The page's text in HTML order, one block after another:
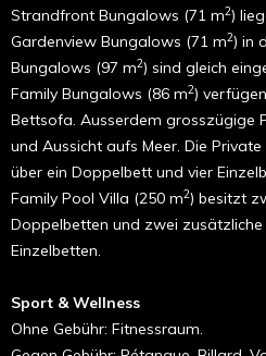
Strandfront Bungalows (71 m2)
Gardenview Bungalows (71 m2) in
Bungalows (97 m2) sind gleich
Family Bungalows (86 m2)
Bettsofa. Ausserdem grosszügige
und Aussicht aufs Meer. Die
über ein Doppelbett und vier
Family Pool Villa (250 m2) besitzt
Doppelbetten und zwei
Einzelbetten.
Sport & Wellness
Ohne Gebühr: Fitnessraum.